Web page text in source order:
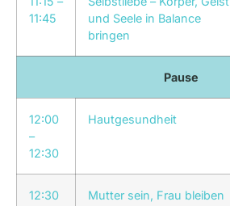
11:45
und Seele in Balance
bringen
Pause
12:00
–
12:30
Hautgesundheit
12:30
Mutter sein, Frau bleiben